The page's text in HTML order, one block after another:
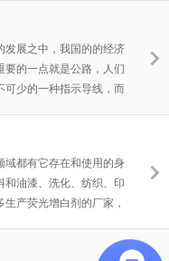
发展之中，我国的的经济
要的一点就是公路，人们
可少的一种指示导线，而
域都有它存在和使用的身
和油漆、洗化、纺织、印
产荧光增白剂的厂家，